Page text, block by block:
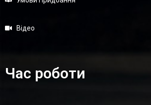
Відео
Час роботи